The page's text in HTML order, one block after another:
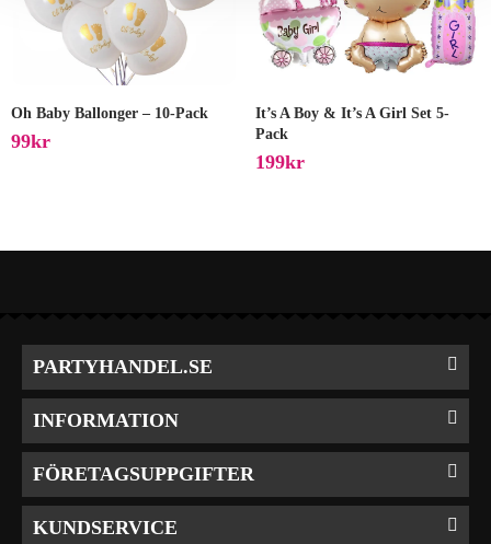
Oh Baby Ballonger – 10-Pack
99Kr
It’s A Boy & It’s A Girl Set 5-
Pack
199Kr
PARTYHANDEL.SE
INFORMATION
FÖRETAGSUPPGIFTER
KUNDSERVICE